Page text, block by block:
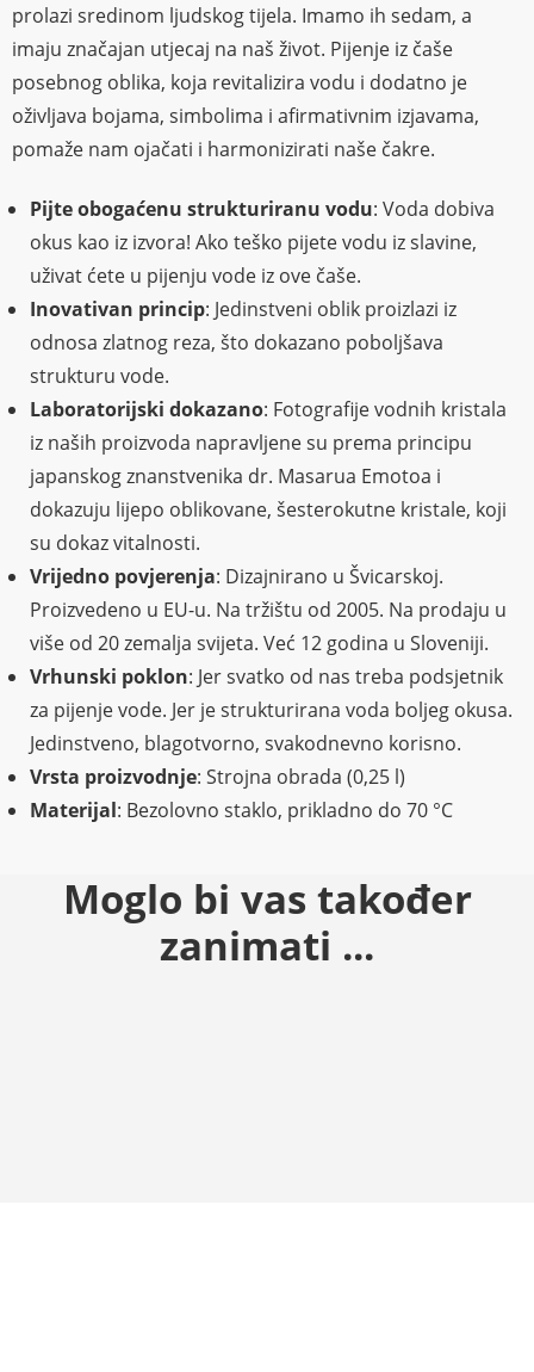
prolazi sredinom ljudskog tijela. Imamo ih sedam, a
imaju značajan utjecaj na naš život. Pijenje iz čaše
posebnog oblika, koja revitalizira vodu i dodatno je
oživljava bojama, simbolima i afirmativnim izjavama,
pomaže nam ojačati i harmonizirati naše čakre.
Pijte obogaćenu strukturiranu vodu: Voda dobiva
okus kao iz izvora! Ako teško pijete vodu iz slavine,
uživat ćete u pijenju vode iz ove čaše.
Inovativan princip: Jedinstveni oblik proizlazi iz
odnosa zlatnog reza, što dokazano poboljšava
strukturu vode.
Laboratorijski dokazano: Fotografije vodnih kristala
iz naših proizvoda napravljene su prema principu
japanskog znanstvenika dr. Masarua Emotoa i
dokazuju lijepo oblikovane, šesterokutne kristale, koji
su dokaz vitalnosti.
Vrijedno povjerenja: Dizajnirano u Švicarskoj.
Proizvedeno u EU-u. Na tržištu od 2005. Na prodaju u
više od 20 zemalja svijeta. Već 12 godina u Sloveniji.
Vrhunski poklon: Jer svatko od nas treba podsjetnik
za pijenje vode. Jer je strukturirana voda boljeg okusa.
Jedinstveno, blagotvorno, svakodnevno korisno.
Vrsta proizvodnje: Strojna obrada (0,25 l)
Materijal: Bezolovno staklo, prikladno do 70 °C
Moglo bi vas također
zanimati ...